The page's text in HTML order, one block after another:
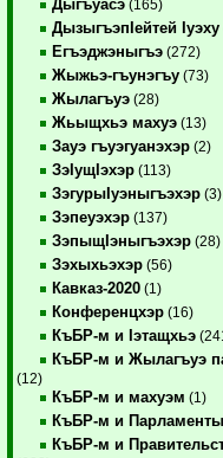
Дыгъуасэ (165)
ДызыгъэпIейтей Iуэху
Егъэджэныгъэ (272)
Жыжьэ-гъунэгъу (73)
Жылагъуэ (28)
Жьыщхьэ махуэ (13)
Зауэ гъуэгуанэхэр (2)
ЗэIущIэхэр (113)
ЗэгурыIуэныгъэхэр (3)
Зэпеуэхэр (137)
ЗэпыщIэныгъэхэр (28)
Зэхыхьэхэр (56)
Кавказ-2020 (1)
Конференцхэр (16)
КъБР-м и Iэтащхьэ
КъБР-м и Жылагъуэ
(12)
КъБР-м и махуэм (1)
КъБР-м и
КъБР-м и